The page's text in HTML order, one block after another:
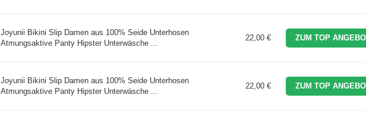
Joyunii Bikini Slip Damen aus 100% Seide Unterhosen
Atmungsaktive Panty Hipster Unterwäsche ...
22,00 € ZUM TOP
Joyunii Bikini Slip Damen aus 100% Seide Unterhosen
Atmungsaktive Panty Hipster Unterwäsche ...
22,00 € ZUM TOP